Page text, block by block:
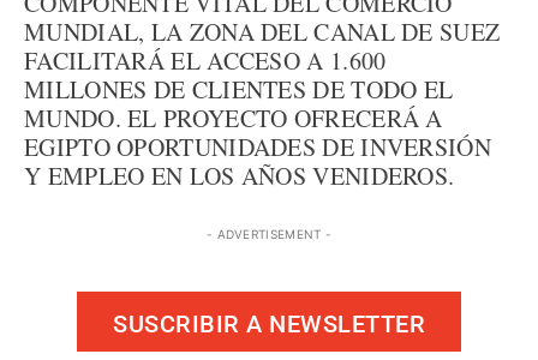
MUNDIAL, LA ZONA DEL CANAL DE SUEZ
FACILITARÁ EL ACCESO A 1.600
MILLONES DE CLIENTES DE TODO EL
MUNDO. EL PROYECTO OFRECERÁ A
EGIPTO OPORTUNIDADES DE INVERSIÓN
Y EMPLEO EN LOS AÑOS VENIDEROS.
- ADVERTISEMENT -
SUSCRIBIR A NEWSLETTER